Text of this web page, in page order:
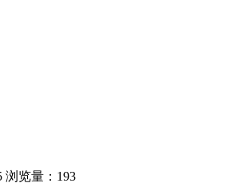
浏览量：193